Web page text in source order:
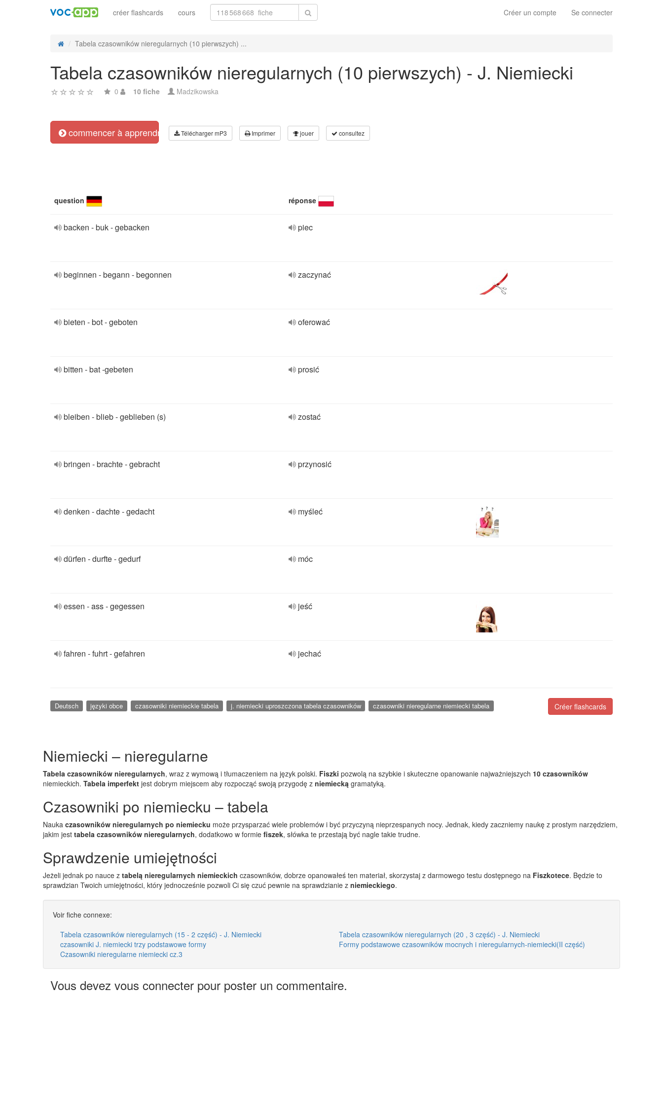
Créer un compte Se connecter
créer flashcards cours
Tabela czasowników nieregularnych (10 pierwszych) ...
Tabela czasowników nieregularnych (10 pierwszych) - J. Niemiecki
0 10 fiche Madzikowska
commencer à apprendre Télécharger mP3 Imprimer jouer consultez
question réponse
backen - buk - gebacken piec
beginnen - begann - begonnen zaczynać
bieten - bot - geboten oferować
bitten - bat -gebeten prosić
bleiben - blieb - geblieben (s) zostać
bringen - brachte - gebracht przynosić
denken - dachte - gedacht myśleć
dürfen - durfte - gedurf móc
essen - ass - gegessen jeść
fahren - fuhrt - gefahren jechać
Créer flashcards
Deutsch języki obce czasowniki niemieckie tabela j. niemiecki uproszczona tabela czasowników czasowniki nieregularne niemiecki tabela
Niemiecki – nieregularne
Tabela czasowników nieregularnych, wraz z wymową i tłumaczeniem na język polski. Fiszki pozwolą na szybkie i skuteczne opanowanie najważniejszych 10 czasowników
niemieckich. Tabela imperfekt jest dobrym miejscem aby rozpocząć swoją przygodę z niemiecką gramatyką.
Czasowniki po niemiecku – tabela
Nauka czasowników nieregularnych po niemiecku może przysparzać wiele problemów i być przyczyną nieprzespanych nocy. Jednak, kiedy zaczniemy naukę z prostym narzędziem,
jakim jest tabela czasowników nieregularnych, dodatkowo w formie fiszek, słówka te przestają być nagle takie trudne.
Sprawdzenie umiejętności
Jeżeli jednak po nauce z tabelą nieregularnych niemieckich czasowników, dobrze opanowałeś ten materiał, skorzystaj z darmowego testu dostępnego na Fiszkotece. Będzie to
sprawdzian Twoich umiejętności, który jednocześnie pozwoli Ci się czuć pewnie na sprawdzianie z niemieckiego.
Voir fiche connexe:
Tabela czasowników nieregularnych (15 - 2 część) - J. Niemiecki
Tabela czasowników nieregularnych (20 , 3 część) - J. Niemiecki
czasowniki J. niemiecki trzy podstawowe formy
Formy podstawowe czasowników mocnych i nieregularnych-niemiecki(II część)
Czasowniki nieregularne niemiecki cz.3
Vous devez vous connecter pour poster un commentaire.